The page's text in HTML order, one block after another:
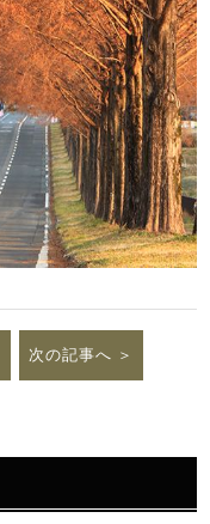
次の記事へ